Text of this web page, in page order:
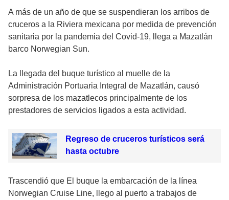
A más de un año de que se suspendieran los arribos de
cruceros a la Riviera mexicana por medida de prevención
sanitaria por la pandemia del Covid-19, llega a Mazatlán
barco Norwegian Sun.
La llegada del buque turístico al muelle de la
Administración Portuaria Integral de Mazatlán, causó
sorpresa de los mazatlecos principalmente de los
prestadores de servicios ligados a esta actividad.
Regreso de cruceros turísticos será
hasta octubre
Trascendió que El buque la embarcación de la línea
Norwegian Cruise Line, llego al puerto a trabajos de